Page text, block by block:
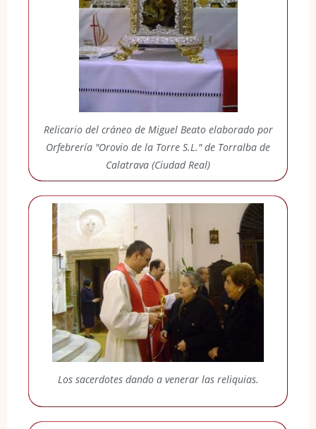
Relicario del cráneo de Miguel Beato elaborado por
Orfebrería "Orovio de la Torre S.L." de Torralba de
Calatrava (Ciudad Real)
Los sacerdotes dando a venerar las reliquias.